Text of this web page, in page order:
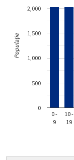
0 -
9
10 -
19
0
500
1,000
1,500
2,000
Populație